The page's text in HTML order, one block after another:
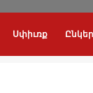
Սփիւռք